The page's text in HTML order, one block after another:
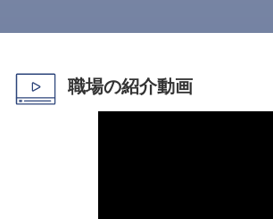
職場の紹介動画